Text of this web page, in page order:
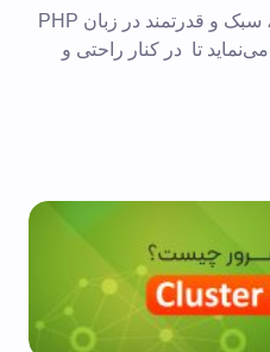
CodeIgniter فریمورکی ساده ، سبک و قدرتمند در زبان PHP
تا در کنار راحتی و